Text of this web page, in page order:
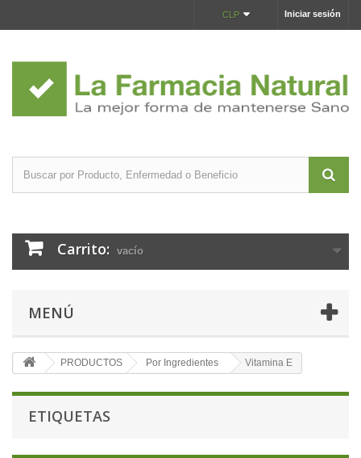
Iniciar sesión
CLP
Carrito: vacío
MENÚ
PRODUCTOS Por Ingredientes Vitamina E
ETIQUETAS